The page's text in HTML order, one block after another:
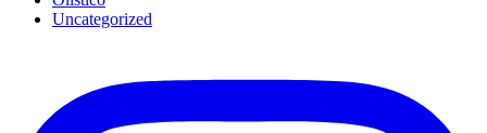
Uncategorized